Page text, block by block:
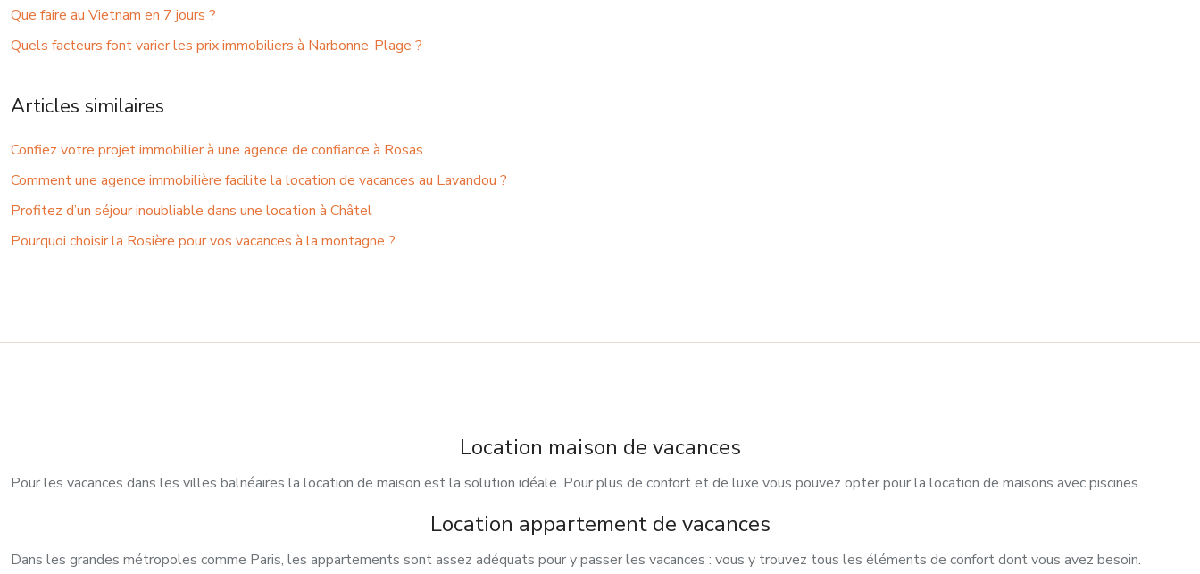
Que faire au Vietnam en 7 jours ?
Quels facteurs font varier les prix immobiliers à Narbonne-Plage ?
Articles similaires
Confiez votre projet immobilier à une agence de confiance à Rosas
Comment une agence immobilière facilite la location de vacances au Lavandou ?
Profitez d’un séjour inoubliable dans une location à Châtel
Pourquoi choisir la Rosière pour vos vacances à la montagne ?
Location maison de vacances
Pour les vacances dans les villes balnéaires la location de maison est la solution idéale. Pour plus de confort et de luxe vous pouvez opter pour la location de maisons avec piscines.
Location appartement de vacances
Dans les grandes métropoles comme Paris, les appartements sont assez adéquats pour y passer les vacances : vous y trouvez tous les éléments de confort dont vous avez besoin.